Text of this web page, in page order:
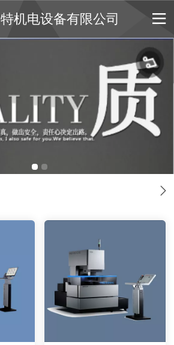
机电设备有限公司